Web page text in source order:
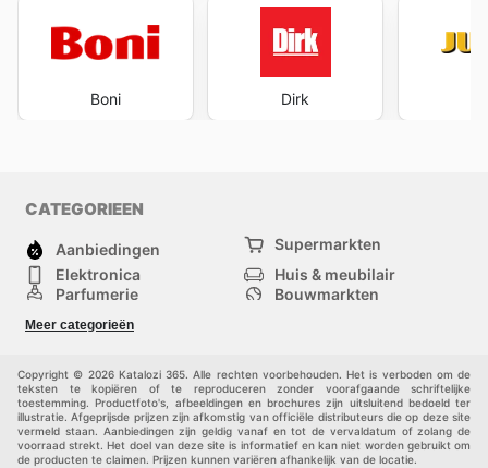
Boni Dirk
CATEGORIEEN
Aanbiedingen
Supermarkten
Elektronica
Huis & meubilair
Parfumerie
Bouwmarkten
Kinderen
Meer categorieën
Copyright © 2026 Katalozi 365. Alle rechten voorbehouden. Het is verboden om de
teksten te kopiëren of te reproduceren zonder voorafgaande schriftelijke
toestemming. Productfoto's, afbeeldingen en brochures zijn uitsluitend bedoeld ter
illustratie. Afgeprijsde prijzen zijn afkomstig van officiële distributeurs die op deze site
vermeld staan. Aanbiedingen zijn geldig vanaf en tot de vervaldatum of zolang de
voorraad strekt. Het doel van deze site is informatief en kan niet worden gebruikt om
de producten te claimen. Prijzen kunnen variëren afhankelijk van de locatie.